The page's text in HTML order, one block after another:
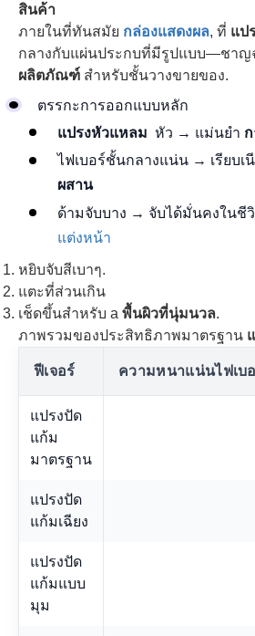
สินค้า
ภายในที่ทันสมัย กล่องแสดงผล, ที่ แป
กลางกับแผ่นประกบที่มีรูปแบบ—ชาญ
ผลิตภัณฑ์ สำหรับชั้นวางขายของ.
ตรรกะการออกแบบหลัก
แปรงหัวแหลม หัว → แม่นยำ
ไฟเบอร์ชั้นกลางแน่น → เรียบเ
ผสาน
ด้ามจับบาง → จับได้มั่นคงในชี
แต่งหน้า
หยิบจับสีเบาๆ.
แตะที่ส่วนเกิน
เช็ดขึ้นสำหรับ a พื้นผิวที่นุ่มนวล.
ภาพรวมของประสิทธิภาพมาตรฐาน
ฟีเจอร์ ความหนาแน่นไฟเบ
แปรงปัด
แก้ม
มาตรฐาน
แปรงปัด
แก้มเฉียง
แปรงปัด
แก้มแบบ
มุม